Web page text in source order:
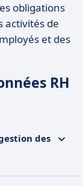
obligations
activités de
et des
RH
des